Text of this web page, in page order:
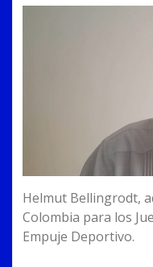
Helmut Bellingrodt,
Colombia para los
Empuje Deportivo.